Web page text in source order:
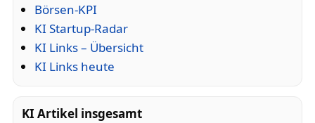
Börsen-KPI
KI Startup-Radar
KI Links – Übersicht
KI Links heute
KI Artikel insgesamt